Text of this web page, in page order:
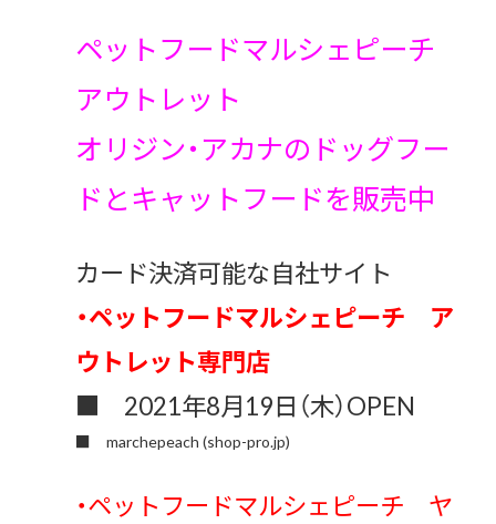
ペットフードマルシェピーチ
アウトレット
オリジン・アカナのドッグフー
ドとキャットフードを販売中
カード決済可能な自社サイト
・ペットフードマルシェピーチ ア
ウトレット専門店
■ 2021年8月19日（木）OPEN
■ marchepeach (shop-pro.jp)
・ペットフードマルシェピーチ ヤ